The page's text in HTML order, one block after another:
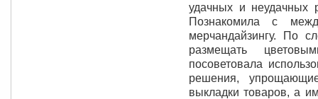
удачных и неудачных
Познакомила с
мерчандайзингу. По
размещать
посоветовала
решения,
выкладки товаров, а